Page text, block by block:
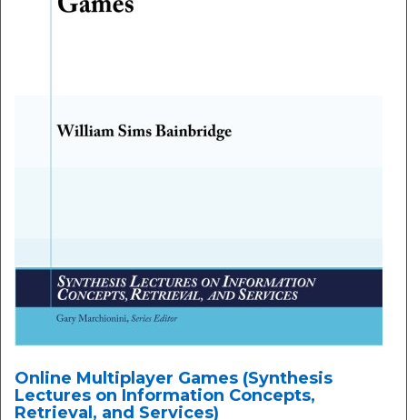
Online Multiplayer Games (Synthesis
Lectures on Information Concepts,
Retrieval, and Services)